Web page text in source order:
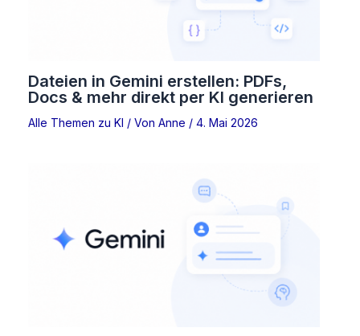
Dateien in Gemini erstellen: PDFs,
Docs & mehr direkt per KI generieren
Alle Themen zu KI / Von Anne / 4. Mai 2026